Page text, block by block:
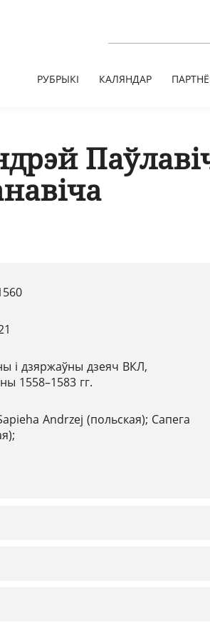
РУБРЫКІ КАЛЯНДАР
і дзяржаўны дзеяч ВКЛ,
1558–1583 гг.
Andrzej (польская); Сапега